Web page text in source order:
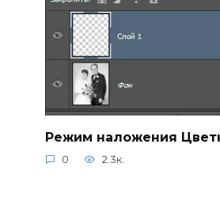
Режим наложения
0 2.3к.